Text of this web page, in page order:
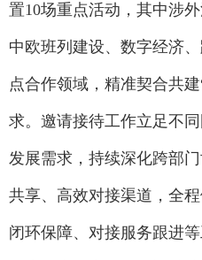
置10场重点活动，其中涉
中欧班列建设、数字经济
点合作领域，精准契合共
求。邀请接待工作立足不
发展需求，持续深化跨部
共享、高效对接渠道，全
闭环保障、对接服务跟进